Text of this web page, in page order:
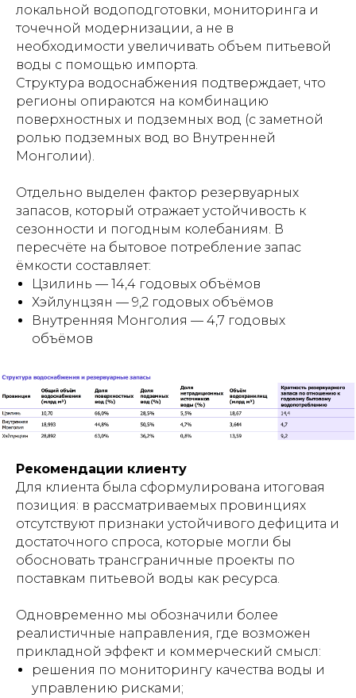
локальной водоподготовки, мониторинга и
точечной модернизации, а не в
необходимости увеличивать объем питьевой
воды с помощью импорта.
Структура водоснабжения подтверждает, что
регионы опираются на комбинацию
поверхностных и подземных вод (с заметной
ролью подземных вод во Внутренней
Монголии).
Отдельно выделен фактор резервуарных
запасов, который отражает устойчивость к
сезонности и погодным колебаниям. В
пересчёте на бытовое потребление запас
ёмкости составляет:
Цзилинь — 14,4 годовых объёмов
Хэйлунцзян — 9,2 годовых объёмов
Внутренняя Монголия — 4,7 годовых
объёмов
Рекомендации клиенту
Для клиента была сформулирована итоговая
позиция: в рассматриваемых провинциях
отсутствуют признаки устойчивого дефицита и
достаточного спроса, которые могли бы
обосновать трансграничные проекты по
поставкам питьевой воды как ресурса.
Одновременно мы обозначили более
реалистичные направления, где возможен
прикладной эффект и коммерческий смысл:
решения по мониторингу качества воды и
управлению рисками;